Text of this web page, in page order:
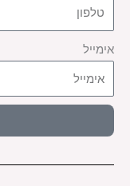
אימייל